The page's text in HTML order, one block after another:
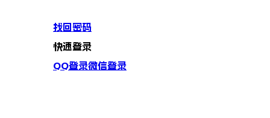
找回密码
快速登录
QQ登录微信登录